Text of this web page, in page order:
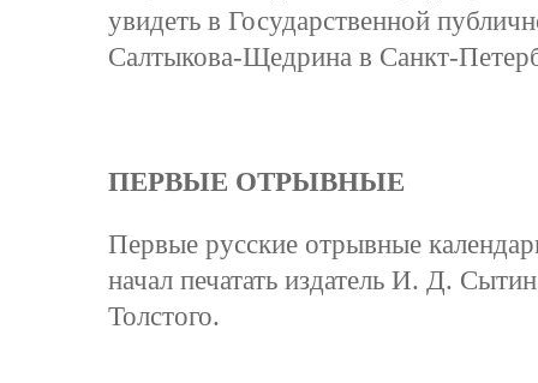
увидеть в Государственной
Салтыкова-Щедрина в Санкт-
ПЕРВЫЕ ОТРЫВНЫЕ
Первые русские отрывные
начал печатать издатель И. Д.
Толстого.